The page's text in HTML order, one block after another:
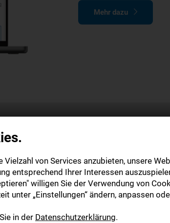
Mehr dazu
E-
Alle
Vielzahl von Services anzubieten, unsere
entsprechend Ihrer Interessen
willigen Sie der Verwendung von
unter „Einstellungen“ ändern, anpassen
in der Datenschutzerklärung.